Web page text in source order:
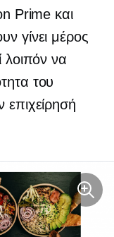
Prime και
γίνει μέρος
λοιπόν να
του
επιχείρησή